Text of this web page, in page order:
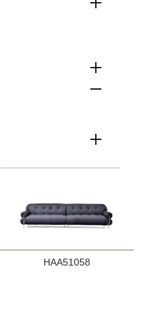
HAA51058